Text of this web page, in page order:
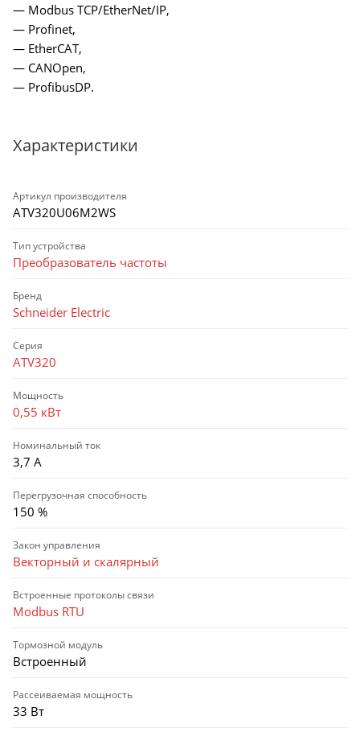
— Modbus TCP/EtherNet/IP,
— Profinet,
— EtherCAT,
— CANOpen,
— ProfibusDP.
Характеристики
Артикул производителя
ATV320U06M2WS
Тип устройства
Преобразователь частоты
Бренд
Schneider Electric
Серия
ATV320
Мощность
0,55 кВт
Номинальный ток
3,7 А
Перегрузочная способность
150 %
Закон управления
Векторный и скалярный
Встроенные протоколы связи
Modbus RTU
Тормозной модуль
Встроенный
Рассеиваемая мощность
33 Вт